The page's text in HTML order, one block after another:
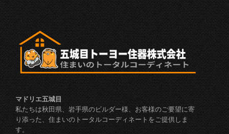
マドリエ五城目
私たちは秋田県、岩手県のビルダー様、お客様のご要望に寄
り添った、住まいのトータルコーディネートをご提供しま
す。